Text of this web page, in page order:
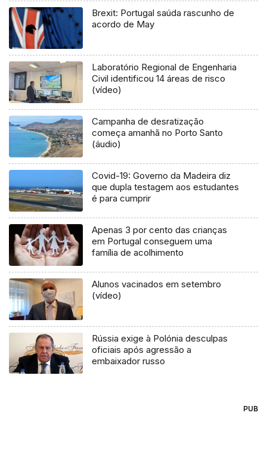
Brexit: Portugal saúda rascunho de
acordo de May
Laboratório Regional de Engenharia
Civil identificou 14 áreas de risco
(vídeo)
Campanha de desratização
começa amanhã no Porto Santo
(áudio)
Covid-19: Governo da Madeira diz
que dupla testagem aos estudantes
é para cumprir
Apenas 3 por cento das crianças
em Portugal conseguem uma
família de acolhimento
Alunos vacinados em setembro
(vídeo)
Rússia exige à Polónia desculpas
oficiais após agressão a
embaixador russo
PUB